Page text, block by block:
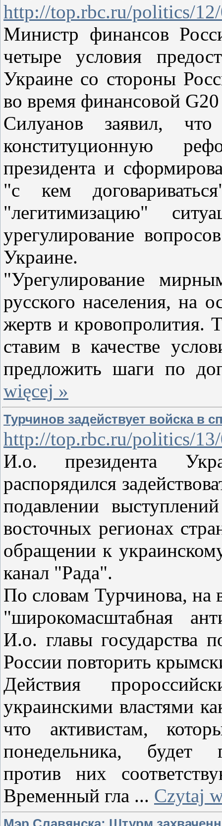
http://top.rbc.ru/politics/
Министр финансов
четыре условия
Украине со стороны
во время финансовой
Силуанов заявил,
конституционную
президента и
"с кем
"легитимизацию"
урегулирование
Украине.
"Урегулирование
русского населения, на
жертв и кровопролития.
ставим в качестве
предложить шаги по
więcej »
Турчинов задействует войска в
http://top.rbc.ru/politics/
И.о. президента
распорядился
подавлении
восточных регионах
обращении к
канал "Рада".
По словам Турчинова, на
"широкомасштабная
И.о. главы государства
России повторить
Действия
украинскими властями
что активистам,
понедельника, будет
против них
Временный гла ... Czytaj